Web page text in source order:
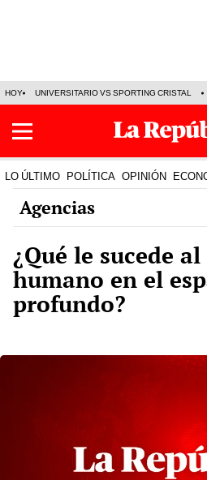
HOY UNIVERSITARIO VS SPORTING CRISTAL
LO ÚLTIMO POLÍTICA OPINIÓN
Agencias
¿Qué le sucede
humano en el
profundo?